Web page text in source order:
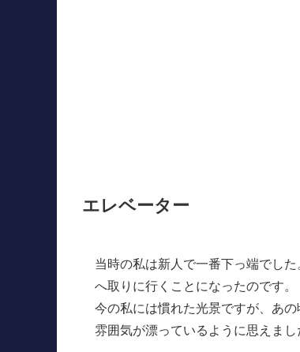
エレベーター
当時の私は新人で一番下っ端でし
へ取りに行くことになったのです。
今の私には慣れた光景ですが、あ
雰囲気が漂っているように思えまし